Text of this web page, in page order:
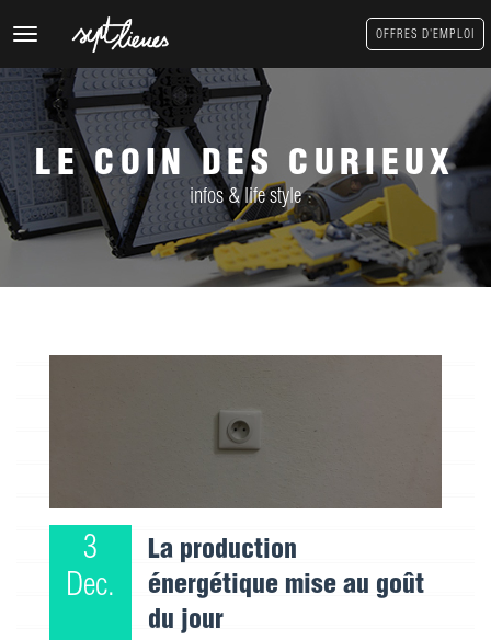
Toggle
OFFRES D'EMPLOI
LE COIN DES CURIEUX
infos & life style
3
Dec.
La production
énergétique mise au goût
du jour